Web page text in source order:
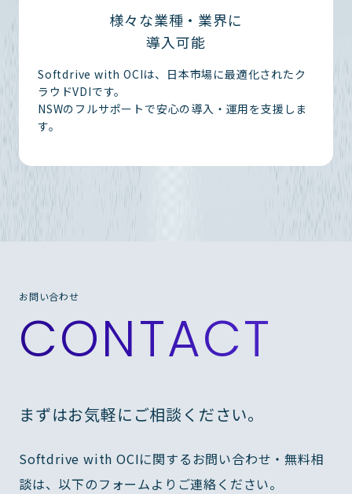
様々な業種・業界に
導入可能
Softdrive with OCIは、日本市場に最適化されたク
ラウドVDIです。
NSWのフルサポートで安心の導入・運用を支援しま
す。
お問い合わせ
CONTACT
まずはお気軽にご相談ください。
Softdrive with OCIに関するお問い合わせ・無料相
談は、以下のフォームよりご連絡ください。